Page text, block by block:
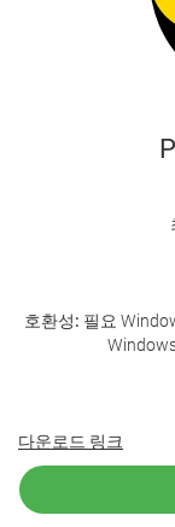
호환성: 필요
다운로드 링크